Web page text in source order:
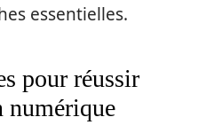
essentielles.
pour réussir
numérique